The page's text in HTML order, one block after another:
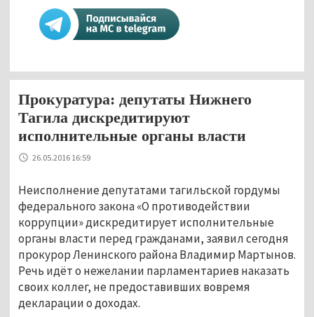
Прокуратура: депутаты Нижнего
Тагила дискредитируют
исполнительные органы власти
26.05.2016 16:59
Неисполнение депутатами тагильской гордумы
федерального закона «О противодействии
коррупции» дискредитирует исполнительные
органы власти перед гражданами, заявил сегодня
прокурор Ленинского района Владимир Мартынов.
Речь идёт о нежелании парламентариев наказать
своих коллег, не предоставивших вовремя
декларации о доходах.